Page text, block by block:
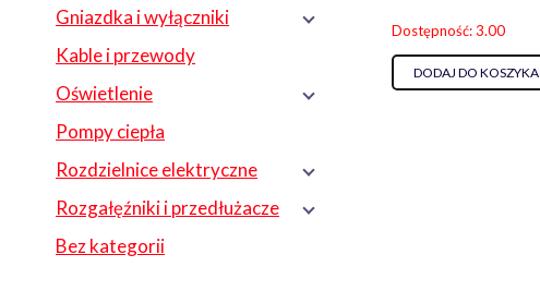
Dostępność: 3.00
DODAJ DO KOSZYKA
Gniazdka i wyłączniki
Kable i przewody
Oświetlenie
Pompy ciepła
Rozdzielnice elektryczne
Rozgałęźniki i przedłużacze
Bez kategorii